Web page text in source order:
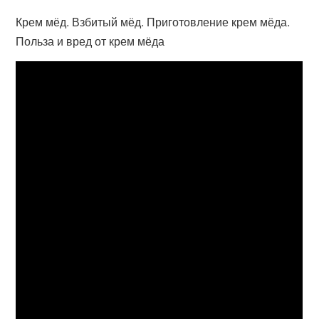
Крем мёд. Взбитый мёд. Приготовление крем мёда.
Польза и вред от крем мёда